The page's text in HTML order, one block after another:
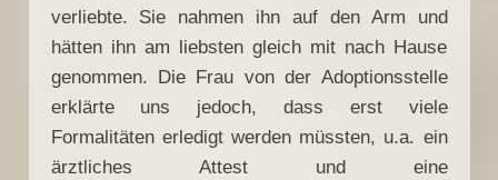
verliebte. Sie nahmen ihn auf den Arm und
hätten ihn am liebsten gleich mit nach Hause
genommen. Die Frau von der Adoptionsstelle
erklärte uns jedoch, dass erst viele
Formalitäten erledigt werden müssten, u.a. ein
ärztliches Attest und eine